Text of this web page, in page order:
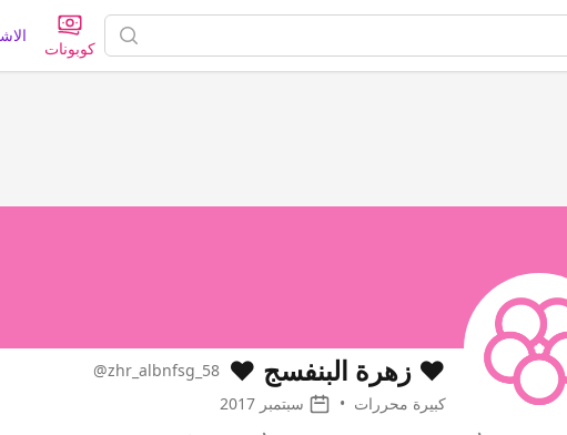
كوبونات
❤️ زهرة البنفسج ❤️ @zhr_albnfsg_58
كبيرة محررات • سبتمبر 2017